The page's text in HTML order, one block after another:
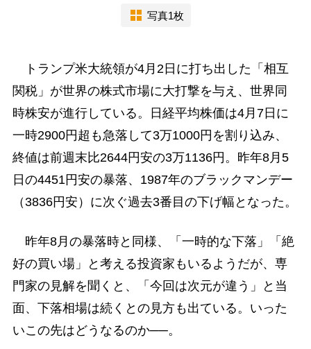
写真1枚
トランプ米大統領が4月2日に打ち出した「相互
関税」が世界の株式市場に大打撃を与え、世界同
時株安が進行している。日経平均株価は4月7日に
一時2900円超も急落して3万1000円を割り込み、
終値は前週末比2644円安の3万1136円。昨年8月5
日の4451円安の暴落、1987年のブラックマンデー
（3836円安）に次ぐ過去3番目の下げ幅となった。
昨年8月の暴落時と同様、「一時的な下落」「絶
好の買い場」と考える投資家もいるようだが、専
門家の見解を聞くと、「今回は次元が違う」と当
面、下落相場は続くとの見方も出ている。いった
いこの先はどうなるのか──。